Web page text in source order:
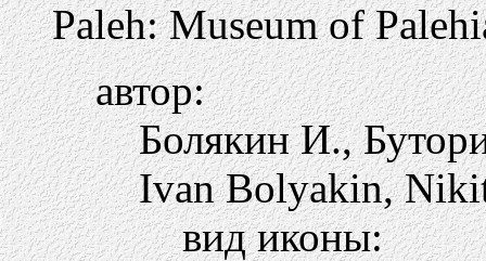
Paleh: Museum of
автор:
Болякин И.,
Ivan Bolyakin,
вид иконы: